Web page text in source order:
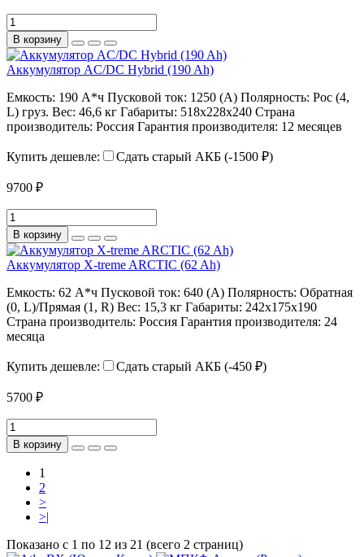
В корзину
Аккумулятор AC/DC Hybrid (190 Ah)
Емкость: 190 А*ч Пусковой ток: 1250 (А) Полярность: Рос (4,
L) груз. Вес: 46,6 кг Габариты: 518x228x240 Страна
производитель: Россия Гарантия производителя: 12 месяцев
Купить дешевле: Сдать старый АКБ (-1500 ₽)
9700 ₽
В корзину
Аккумулятор X-treme ARCTIC (62 Ah)
Емкость: 62 А*ч Пусковой ток: 640 (А) Полярность: Обратная
(0, L)/Прямая (1, R) Вес: 15,3 кг Габариты: 242х175х190
Страна производитель: Россия Гарантия производителя: 24
месяца
Купить дешевле: Сдать старый АКБ (-450 ₽)
5700 ₽
В корзину
1
2
>
>|
Показано с 1 по 12 из 21 (всего 2 страниц)